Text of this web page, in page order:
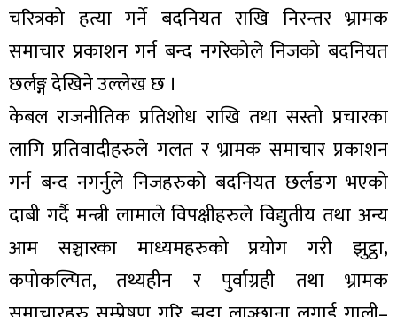
चरित्रको हत्या गर्ने बदनियत राखि निरन्तर भ्रामक
समाचार प्रकाशन गर्न बन्द नगरेकोले निजको बदनियत
छर्लङ्ग देखिने उल्लेख छ ।
केबल राजनीतिक प्रतिशोध राखि तथा सस्तो प्रचारका
लागि प्रतिवादीहरुले गलत र भ्रामक समाचार प्रकाशन
गर्न बन्द नगर्नुले निजहरुको बदनियत छर्लङग भएको
दाबी गर्दै मन्त्री लामाले विपक्षीहरुले विद्युतीय तथा अन्य
आम सञ्चारका माध्यमहरुको प्रयोग गरी झुट्ठा,
कपोकल्पित, तथ्यहीन र पुर्वाग्रही तथा भ्रामक